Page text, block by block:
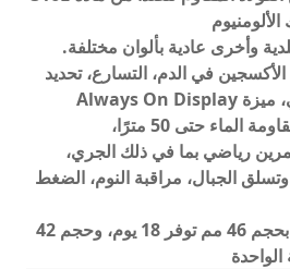
وأخرى عادية بألوان مختلفة.
في الدم، التسارع، تحديد
ميزة Always On Display
حتى 50 مترًا،
11 تمرين رياضي بما في ذلك الجري،
الجبال، مراقبة النوم، الضغط
الساعة بحجم 46 مم توفر 18 يوم، وحجم 42